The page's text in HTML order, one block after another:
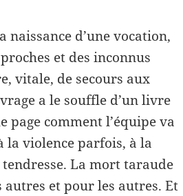
pour
diminuer
le
volume.
d’une vocation,
et des inconnus
vitale, de secours aux
a le souffle d’un livre
page comment l’équipe va
la violence parfois, à la
La mort taraude
autres et pour les autres. Et